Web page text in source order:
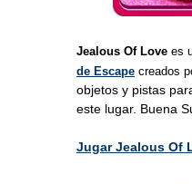
Jealous Of Love es
de Escape creados
objetos y pistas
este lugar. Buena
Jugar Jealous Of